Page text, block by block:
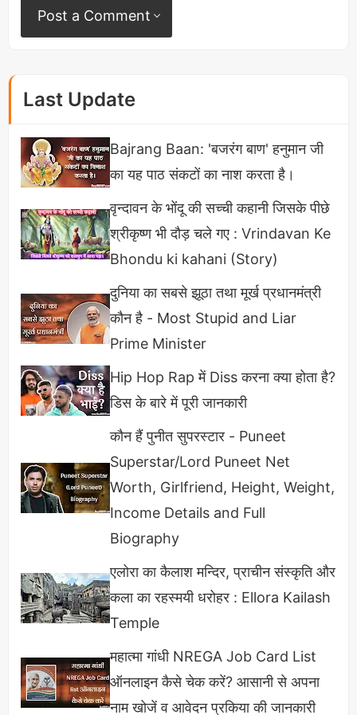
Nadu के Vellore में हुआ था,उनके Family
बिलोंग करती हैं Dr Charu Apte पेशे से Neurosurgeon
हैं वह पुणे के मशहूर 'Sahyadri Hospital' के चैयरमेन हैं
राधिका की माताDr. Jayashree Apteहैं जो कि
'Sahyadri Hospital' की डायरेक्टर हैं राधिका की फैमिली में
माता-पिता के अलावा उनके एक भाई भी हैं जिनका नाम Ketan
Apte है।
Name
Nickname Radhika
Identification Indian actress
Date of Birth 7 September, 1985
Birth place
Profession Actress
Indian
Religion Hindu
Radhika Apte Education, Degree
एक बेहतरीन बैकग्राउंड वाली फैमिली से ताल्लुक रखने वाली
Post a Comment
Last Update
Bajrang Baan: 'बजरंग बाण' हनुमान जी
का यह पाठ संकटों का नाश करता है।
वृन्दावन के भोंदू की सच्ची कहानी जिसके पीछे
श्रीकृष्ण भी दौड़ चले गए : Vrindavan Ke
Bhondu ki kahani (Story)
दुनिया का सबसे झूठा तथा मूर्ख प्रधानमंत्री
कौन है - Most Stupid and Liar
Prime Minister
Hip Hop Rap में Diss करना क्या होता है?
डिस के बारे में पूरी जानकारी
कौन हैं पुनीत सुपरस्टार - Puneet
Superstar/Lord Puneet Net
Worth, Girlfriend, Height, Weight,
Income Details and Full
Biography
एलोरा का कैलाश मन्दिर, प्राचीन संस्कृति और
कला का रहस्मयी धरोहर : Ellora Kailash
Temple
महात्मा गांधी NREGA Job Card List
ऑनलाइन कैसे चेक करें? आसानी से अपना
नाम खोजें व आवेदन प्रकिया की जानकारी